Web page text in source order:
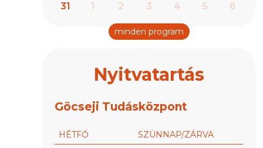
31 1 2 3 4 5 6
minden program
Nyitvatartás
Göcseji Tudásközpont
HÉTFŐ
SZÜNNAP/ZÁRVA